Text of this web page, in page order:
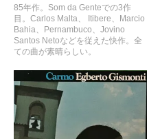
85年作。Som da Genteでの3作
目。Carlos Malta、 Itibere、Marcio
Bahia、Pernambuco、Jovino
Santos Netoなどを従えた快作。全
ての曲が素晴らしい。